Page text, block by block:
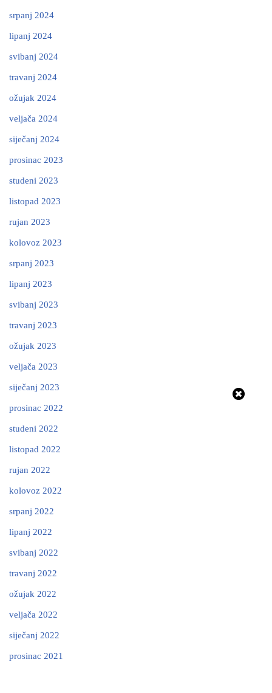
srpanj 2024
lipanj 2024
svibanj 2024
travanj 2024
ožujak 2024
veljača 2024
siječanj 2024
prosinac 2023
studeni 2023
listopad 2023
rujan 2023
kolovoz 2023
srpanj 2023
lipanj 2023
svibanj 2023
travanj 2023
ožujak 2023
veljača 2023
siječanj 2023
prosinac 2022
studeni 2022
listopad 2022
rujan 2022
kolovoz 2022
srpanj 2022
lipanj 2022
svibanj 2022
travanj 2022
ožujak 2022
veljača 2022
siječanj 2022
prosinac 2021